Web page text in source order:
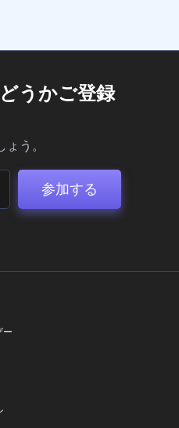
うかご登録
う。
参加する
ー